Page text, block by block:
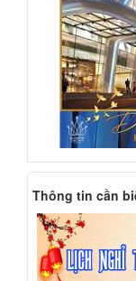
Thông tin cần